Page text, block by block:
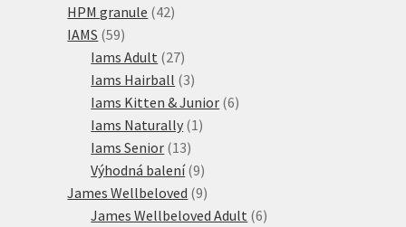
HPM granule 4242
IAMS 5959
produktů
Iams Adult 2727
produktů
Iams Hairball 33
produkty
Iams Kitten & Junior 66
Iams Naturally 1 1
Iams Senior 1313
produktů
Výhodná balení 99
produktů
James Wellbeloved 99
produktů
James Wellbeloved Adult 66